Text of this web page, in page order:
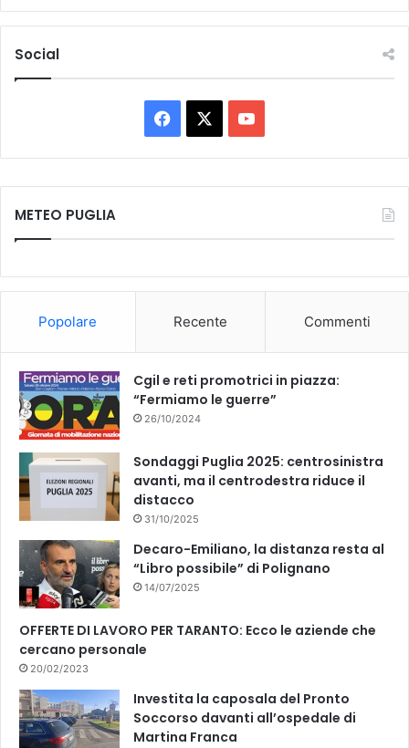
Social
a
c
k
o
u
METEO PUGLIA
Popolare Recente Commenti
Cgil e reti promotrici in piazza:
“Fermiamo le guerre”
26/10/2024
Sondaggi Puglia 2025: centrosinistra
avanti, ma il centrodestra riduce il
distacco
31/10/2025
Decaro-Emiliano, la distanza resta al
“Libro possibile” di Polignano
14/07/2025
OFFERTE DI LAVORO PER TARANTO: Ecco le aziende che
cercano personale
20/02/2023
Investita la caposala del Pronto
Soccorso davanti all’ospedale di
Martina Franca